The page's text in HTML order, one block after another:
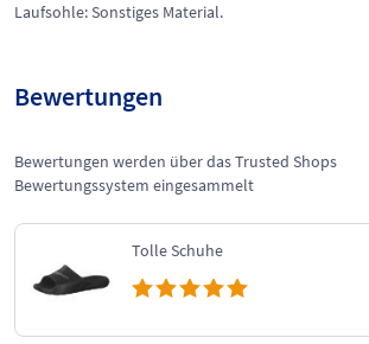
Laufsohle: Sonstiges Material.
Bewertungen
Bewertungen werden über das Trusted Shops
Bewertungssystem eingesammelt
Tolle Schuhe